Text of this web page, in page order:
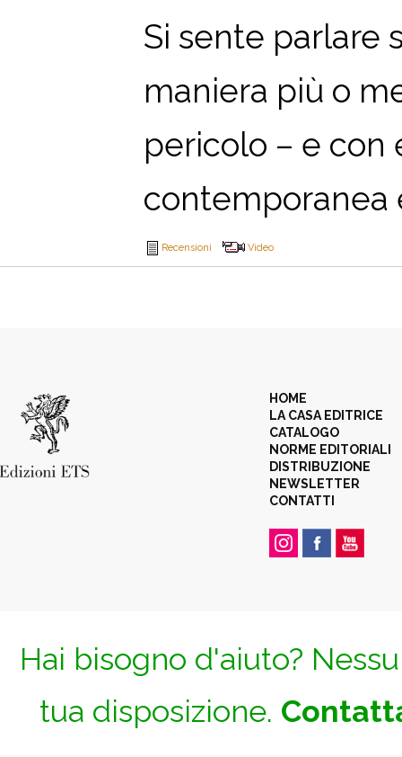
Si sente parlare
maniera più o
pericolo – e con
contemporanea
Recensioni Video
HOME
LA CASA EDITRICE
CATALOGO
NORME EDITORIALI
DISTRIBUZIONE
NEWSLETTER
CONTATTI
Hai bisogno d'aiuto?
tua disposizione.